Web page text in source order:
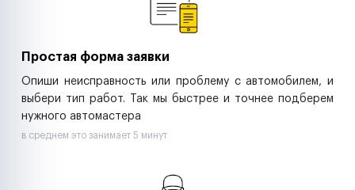
Простая форма заявки
Опиши неисправность или проблему с автомобилем, и
выбери тип работ. Так мы быстрее и точнее подберем
нужного автомастера
в среднем это занимает 5 минут